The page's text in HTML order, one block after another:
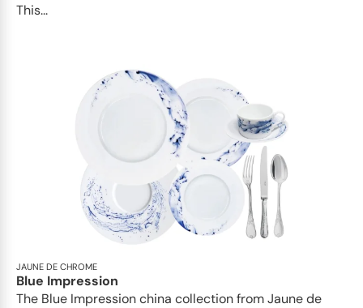
This...
JAUNE DE CHROME
Blue Impression
The Blue Impression china collection from Jaune de